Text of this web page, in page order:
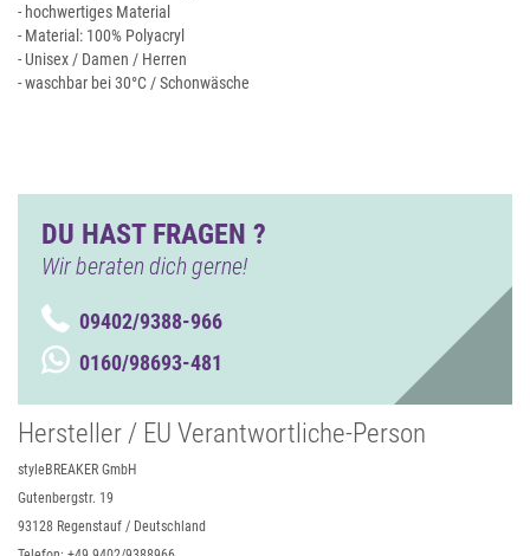
- hochwertiges Material
- Material: 100% Polyacryl
- Unisex / Damen / Herren
- waschbar bei 30°C / Schonwäsche
DU HAST FRAGEN ?
Wir beraten dich gerne!
09402/9388-966
0160/98693-481
Hersteller / EU Verantwortliche-Person
styleBREAKER GmbH
Gutenbergstr. 19
93128 Regenstauf / Deutschland